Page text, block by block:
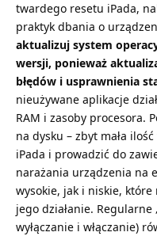
twardego resetu iPada,
praktyk dbania o
aktualizuj system
wersji, ponieważ
błędów i usprawnienia
nieużywane aplikacje
RAM i zasoby procesora.
na dysku – zbyt mała
iPada i prowadzić do
narażania urządzenia na
wysokie, jak i niskie, które
jego działanie.
wyłączanie i włączanie)